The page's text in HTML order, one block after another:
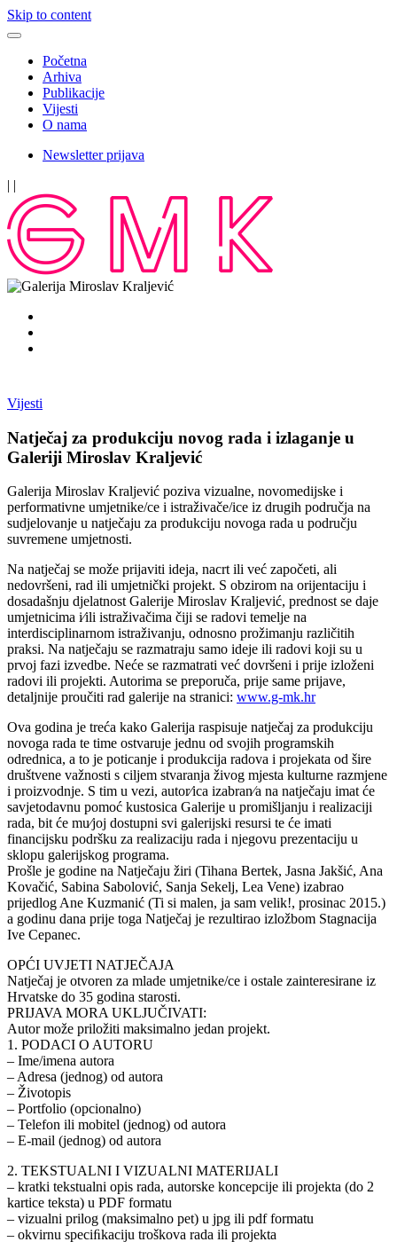
Skip to content
Početna
Arhiva
Publikacije
Vijesti
O nama
Newsletter prijava
| |
Vijesti
Natječaj za produkciju novog rada i izlaganje u
Galeriji Miroslav Kraljević
Galerija Miroslav Kraljević poziva vizualne, novomedijske i
performativne umjetnike/ce i istraživače/ice iz drugih područja na
sudjelovanje u natječaju za produkciju novoga rada u području
suvremene umjetnosti.
Na natječaj se može prijaviti ideja, nacrt ili već započeti, ali
nedovršeni, rad ili umjetnički projekt. S obzirom na orijentaciju i
dosadašnju djelatnost Galerije Miroslav Kraljević, prednost se daje
umjetnicima i⁄ili istraživačima čiji se radovi temelje na
interdisciplinarnom istraživanju, odnosno prožimanju različitih
praksi. Na natječaju se razmatraju samo ideje ili radovi koji su u
prvoj fazi izvedbe. Neće se razmatrati već dovršeni i prije izloženi
radovi ili projekti. Autorima se preporuča, prije same prijave,
detaljnije proučiti rad galerije na stranici: www.g-mk.hr
Ova godina je treća kako Galerija raspisuje natječaj za produkciju
novoga rada te time ostvaruje jednu od svojih programskih
odrednica, a to je poticanje i produkcija radova i projekata od šire
društvene važnosti s ciljem stvaranja živog mjesta kulturne razmjene
i proizvodnje. S tim u vezi, autor⁄ica izabran⁄a na natječaju imat će
savjetodavnu pomoć kustosica Galerije u promišljanju i realizaciji
rada, bit će mu⁄joj dostupni svi galerijski resursi te će imati
financijsku podršku za realizaciju rada i njegovu prezentaciju u
sklopu galerijskog programa.
Prošle je godine na Natječaju žiri (Tihana Bertek, Jasna Jakšić, Ana
Kovačić, Sabina Sabolović, Sanja Sekelj, Lea Vene) izabrao
prijedlog Ane Kuzmanić (Ti si malen, ja sam velik!, prosinac 2015.)
a godinu dana prije toga Natječaj je rezultirao izložbom Stagnacija
Ive Cepanec.
OPĆI UVJETI NATJEČAJA
Natječaj je otvoren za mlade umjetnike/ce i ostale zainteresirane iz
Hrvatske do 35 godina starosti.
PRIJAVA MORA UKLJUČIVATI:
Autor može priložiti maksimalno jedan projekt.
1. PODACI O AUTORU
– Ime/imena autora
– Adresa (jednog) od autora
– Životopis
– Portfolio (opcionalno)
– Telefon ili mobitel (jednog) od autora
– E-mail (jednog) od autora
2. TEKSTUALNI I VIZUALNI MATERIJALI
– kratki tekstualni opis rada, autorske koncepcije ili projekta (do 2
kartice teksta) u PDF formatu
– vizualni prilog (maksimalno pet) u jpg ili pdf formatu
– okvirnu speciﬁkaciju troškova rada ili projekta